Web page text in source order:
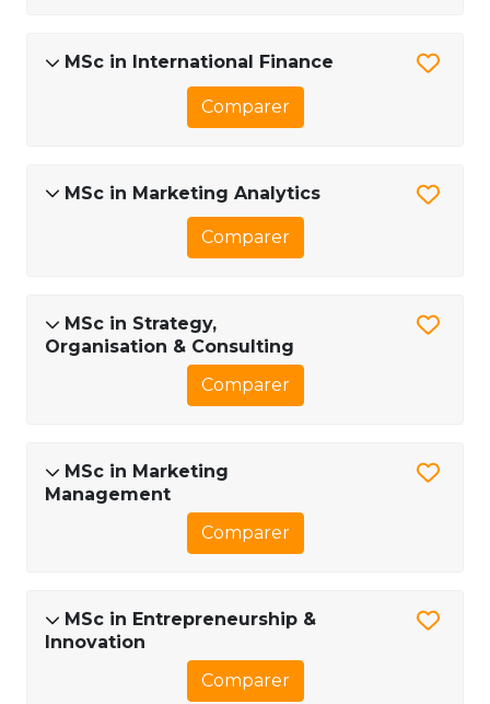
MSc in International Finance
Comparer
MSc in Marketing Analytics
Comparer
MSc in Strategy,
Organisation & Consulting
Comparer
MSc in Marketing
Management
Comparer
MSc in Entrepreneurship &
Innovation
Comparer